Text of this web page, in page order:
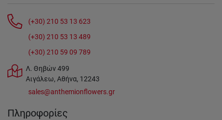
(+30) 210 53 13 623
(+30) 210 53 13 489
(+30) 210 59 09 789
Λ. Θηβών 499
Αιγάλεω, Αθήνα, 12243
sales@anthemionflowers.gr
Πληροφορίες